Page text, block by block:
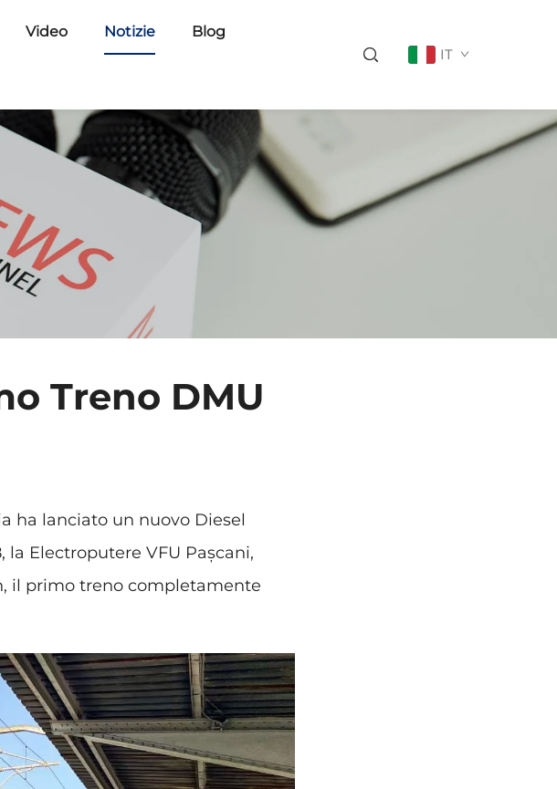
Video Notizie Blog
IT
Treno DMU
ha lanciato un nuovo Diesel
Electroputere VFU Pașcani,
il primo treno completamente